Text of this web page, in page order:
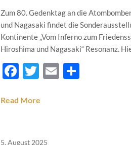
Zum 80. Gedenktag an die
und Nagasaki findet die
Kontinente „Vom Inferno zum
Hiroshima und Nagasaki“ Resonanz.
Facebook
Twitter
EmailTeilen
Read More
5. August 2025